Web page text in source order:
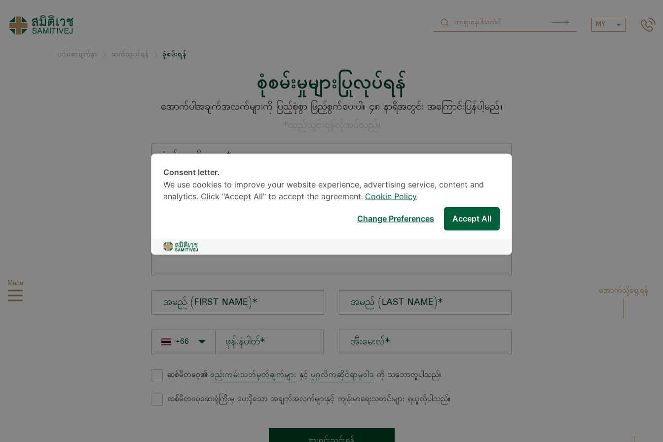
MY
Menu
ပင်မစာမျက်နှာ ဆက်သွယ်ရန် စုံစမ်းရန်
စုံစမ်းမှုများပြုလုပ်ရန်
အောက်ပါအချက်အလက်များကို ပြည့်စုံစွာ ဖြည့်စွက်ပေးပါ။ ၄၈ နာရီအတွင်း အကြောင်းပြန်ပါ့မည်။
*ထည့်သွင်းရန်လိုအပ်သည်။
စုံစမ်းမှုအမျိုးအစား*
တည်နေရာ*
အမည် (FIRST NAME)* အမည် (LAST NAME)*
အီးမေးလ်*
ဆစ်မီတဝေ့၏ စည်းကမ်းသတ်မှတ်ချက်များ နှင့် ပုဂ္ဂလိကဆိုင်ရာမူဝါဒ ကို သဘောတူပါသည်။
ဆစ်မီတဝေ့ဆေးရုံကြီးမှ ပေးပို့သော အချက်အလက်များနှင့် ကျန်းမာရေးသတင်းများ ရယူလိုပါသည်။
အောက်သို့ရွေ့ရန်
Consent letter.
We use cookies to improve your website experience, advertising service, content and
analytics. Click "Accept All" to accept the agreement. Cookie Policy
Accept All
Change Preferences